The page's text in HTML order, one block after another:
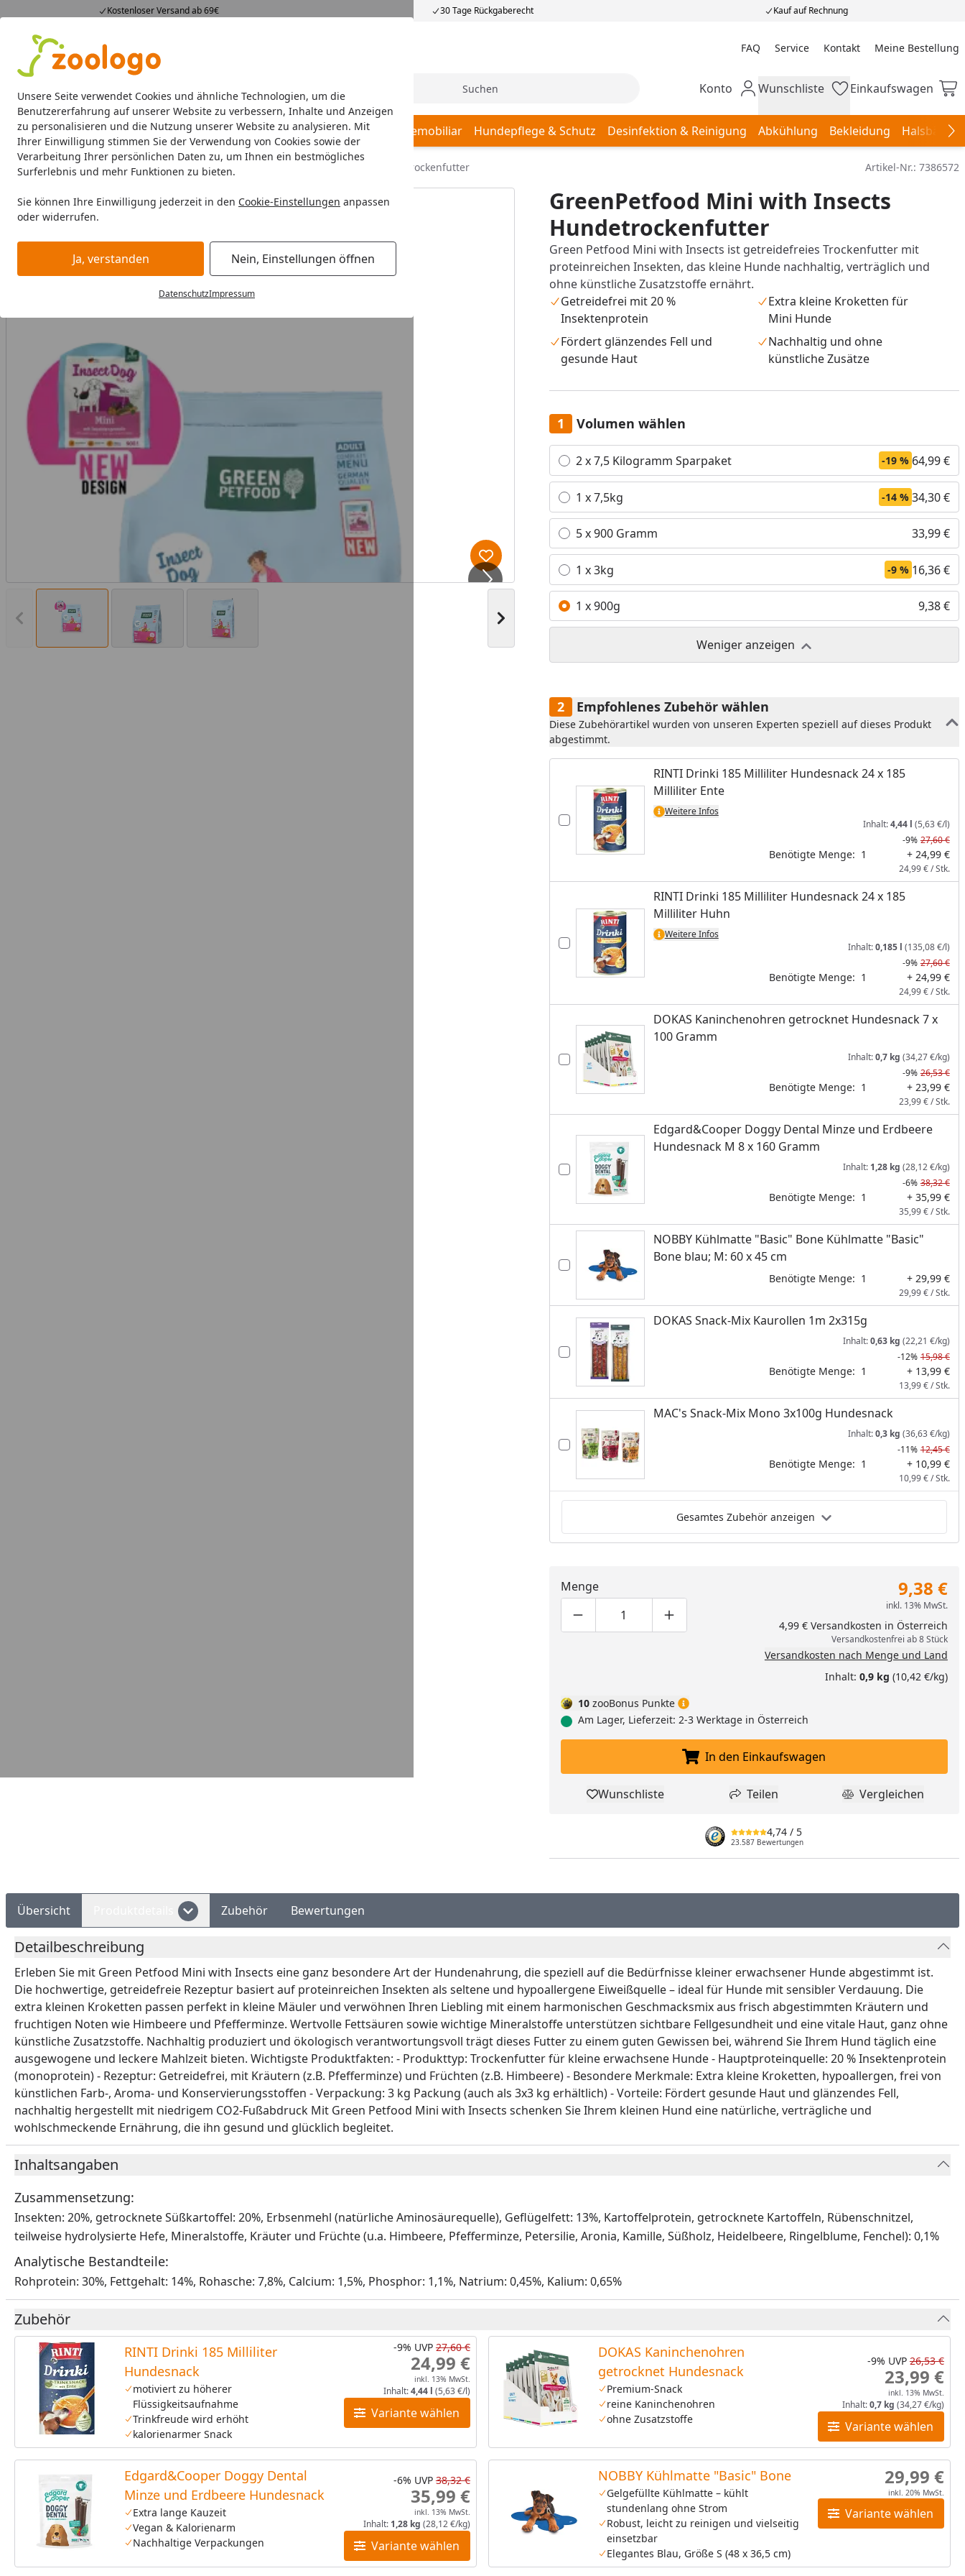
Unsere Seite verwendet Cookies und ähnliche Technologien, um die
Benutzererfahrung auf unserer Website zu verbessern, Inhalte und Anzeigen
zu personalisieren und die Nutzung unserer Website zu analysieren. Mit
Ihrer Einwilligung stimmen Sie der Verwendung von Cookies sowie der
Verarbeitung Ihrer persönlichen Daten zu, um Ihnen ein bestmögliches
Surferlebnis und mehr Funktionen zu bieten.
Sie können Ihre Einwilligung jederzeit in den Cookie-Einstellungen anpassen
oder widerrufen.
Ja, verstanden Nein, Einstellungen öffnen
DatenschutzImpressum
Kostenloser Versand ab 69€ 30 Tage Rückgaberecht Kauf auf Rechnung
4,74
23.587 Bewertungen FAQ Service Kontakt Meine Bestellung
Meine Bestellung
Alle Produkte
Alle Produkte Angebote Neuheiten Sommerhits Suche Mein Konto
Konto Wunschliste
Wunschliste Einkaufswagen
Einkaufswagen
Hund Hundefutter Hundenäpfe & Co Hundeschlafplätze Hundemobiliar Hundepflege & Schutz Desinfektion & Reinigung Abkühlung Bekleidung
Startseite
Hund Hundefutter Trockenfutter GreenPetfood Mini with Insects Hundetrockenfutter Artikel-Nr.: 7386572
Vorheriges Bild anzeigen Nächstes Bild anzeigen
Produkt zur Wunschliste hinzufügen
GreenPetfood Mini with Insects
Hundetrockenfutter
Green Petfood Mini with Insects ist getreidefreies Trockenfutter mit
proteinreichen Insekten, das kleine Hunde nachhaltig, verträglich und
ohne künstliche Zusatzstoffe ernährt.
Getreidefrei mit 20 %
Insektenprotein
Extra kleine Kroketten für
Mini Hunde
Fördert glänzendes Fell und
gesunde Haut
Nachhaltig und ohne
künstliche Zusätze
Volumen wählen
Alle anzeigen (5)
2 x 7,5 Kilogramm Sparpaket -19 % 64,99 €
1 x 7,5kg -14 % 34,30 €
5 x 900 Gramm 33,99 €
1 x 3kg -9 % 16,36 €
1 x 900g 9,38 €
Weniger anzeigen
Empfohlenes Zubehör wählen
Diese Zubehörartikel wurden von unseren Experten speziell auf dieses Produkt
abgestimmt.
RINTI Drinki 185 Milliliter Hundesnack 24 x 185
Milliliter Ente
Weitere Infos
Inhalt:4,44 l (5,63 €/l)
-9% 27,60 €
Benötigte Menge: 1 + 24,99 €
24,99 € / Stk.
RINTI Drinki 185 Milliliter Hundesnack 24 x 185
Milliliter Huhn
Weitere Infos
Inhalt:0,185 l (135,08 €/l)
-9% 27,60 €
Benötigte Menge: 1 + 24,99 €
24,99 € / Stk.
DOKAS Kaninchenohren getrocknet Hundesnack 7 x
100 Gramm
Inhalt:0,7 kg (34,27 €/kg)
-9% 26,53 €
Benötigte Menge: 1 + 23,99 €
23,99 € / Stk.
Edgard&Cooper Doggy Dental Minze und Erdbeere
Hundesnack M 8 x 160 Gramm
Inhalt: 1,28 kg (28,12 €/kg)
-6% 38,32 €
Benötigte Menge: 1 + 35,99 €
35,99 € / Stk.
NOBBY Kühlmatte "Basic" Bone Kühlmatte "Basic"
Bone blau; M: 60 x 45 cm
Benötigte Menge: 1 + 29,99 €
29,99 € / Stk.
DOKAS Snack-Mix Kaurollen 1m 2x315g
Inhalt:0,63 kg (22,21 €/kg)
-12% 15,98 €
Benötigte Menge: 1 + 13,99 €
13,99 € / Stk.
MAC's Snack-Mix Mono 3x100g Hundesnack
Inhalt:0,3 kg (36,63 €/kg)
-11% 12,45 €
Benötigte Menge: 1 + 10,99 €
10,99 € / Stk.
Gesamtes Zubehör anzeigen
Menge
Produktmenge um eins verringern
Produktmenge manuell eingeben
Produktmenge um eins erhöhen
9,38 €
inkl. 13% MwSt.
4,99 € Versandkosten in Österreich
Versandkostenfrei ab 8 Stück
Versandkosten nach Menge und Land
Inhalt: 0,9 kg (10,42 €/kg)
10 zooBonus Punkte
Am Lager, Lieferzeit: 2-3 Werktage in Österreich
In den Einkaufswagen legen
In den Einkaufswagen
Produkt zur Wunschliste hinzufügen
Wunschliste Teilen
Teilen Produkt
Vergleichen
4,74 / 5
23.587 Bewertungen
Übersicht Zubehör Bewertungen
Detailbeschreibung
Erleben Sie mit Green Petfood Mini with Insects eine ganz besondere Art der Hundenahrung, die speziell auf die Bedürfnisse kleiner erwachsener Hunde abgestimmt ist.
Die hochwertige, getreidefreie Rezeptur basiert auf proteinreichen Insekten als seltene und hypoallergene Eiweißquelle – ideal für Hunde mit sensibler Verdauung. Die
extra kleinen Kroketten passen perfekt in kleine Mäuler und verwöhnen Ihren Liebling mit einem harmonischen Geschmacksmix aus frisch abgestimmten Kräutern und
fruchtigen Noten wie Himbeere und Pfefferminze. Wertvolle Fettsäuren sowie wichtige Mineralstoffe unterstützen sichtbare Fellgesundheit und eine vitale Haut, ganz ohne
künstliche Zusatzstoffe. Nachhaltig produziert und ökologisch verantwortungsvoll trägt dieses Futter zu einem guten Gewissen bei, während Sie Ihrem Hund täglich eine
ausgewogene und leckere Mahlzeit bieten. Wichtigste Produktfakten: - Produkttyp: Trockenfutter für kleine erwachsene Hunde - Hauptproteinquelle: 20 % Insektenprotein
(monoprotein) - Rezeptur: Getreidefrei, mit Kräutern (z.B. Pfefferminze) und Früchten (z.B. Himbeere) - Besondere Merkmale: Extra kleine Kroketten, hypoallergen, frei von
künstlichen Farb-, Aroma- und Konservierungsstoffen - Verpackung: 3 kg Packung (auch als 3x3 kg erhältlich) - Vorteile: Fördert gesunde Haut und glänzendes Fell,
nachhaltig hergestellt mit niedrigem CO2-Fußabdruck Mit Green Petfood Mini with Insects schenken Sie Ihrem kleinen Hund eine natürliche, verträgliche und
wohlschmeckende Ernährung, die ihn gesund und glücklich begleitet.
Inhaltsangaben
Zusammensetzung:
Insekten: 20%, getrocknete Süßkartoffel: 20%, Erbsenmehl (natürliche Aminosäurequelle), Geflügelfett: 13%, Kartoffelprotein, getrocknete Kartoffeln, Rübenschnitzel,
teilweise hydrolysierte Hefe, Mineralstoffe, Kräuter und Früchte (u.a. Himbeere, Pfefferminze, Petersilie, Aronia, Kamille, Süßholz, Heidelbeere, Ringelblume, Fenchel): 0,1%
Analytische Bestandteile:
Rohprotein: 30%, Fettgehalt: 14%, Rohasche: 7,8%, Calcium: 1,5%, Phosphor: 1,1%, Natrium: 0,45%, Kalium: 0,65%
Zubehör
RINTI Drinki 185 Milliliter
Hundesnack
motiviert zu höherer
Flüssigkeitsaufnahme
Trinkfreude wird erhöht
kalorienarmer Snack
Variante wählen
-9% UVP 27,60 €
24,99 €
inkl. 13% MwSt.
Inhalt:4,44 l (5,63 €/l)
DOKAS Kaninchenohren
getrocknet Hundesnack
Premium-Snack
reine Kaninchenohren
ohne Zusatzstoffe
Variante wählen
-9% UVP 26,53 €
23,99 €
inkl. 13% MwSt.
Inhalt:0,7 kg (34,27 €/kg)
Edgard&Cooper Doggy Dental
Minze und Erdbeere Hundesnack
Extra lange Kauzeit
Vegan & Kalorienarm
Nachhaltige Verpackungen
Variante wählen
-6% UVP 38,32 €
35,99 €
inkl. 13% MwSt.
Inhalt: 1,28 kg (28,12 €/kg)
NOBBY Kühlmatte "Basic" Bone
Gelgefüllte Kühlmatte – kühlt
stundenlang ohne Strom
Robust, leicht zu reinigen und vielseitig
einsetzbar
Elegantes Blau, Größe S (48 x 36,5 cm)
Variante wählen
29,99 €
inkl. 20% MwSt.